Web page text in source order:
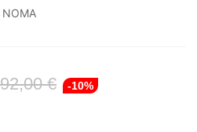
€ -10%